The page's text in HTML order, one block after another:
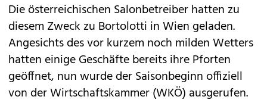
Die österreichischen Salonbetreiber hatten zu
diesem Zweck zu Bortolotti in Wien geladen.
Angesichts des vor kurzem noch milden Wetters
hatten einige Geschäfte bereits ihre Pforten
geöffnet, nun wurde der Saisonbeginn offiziell
von der Wirtschaftskammer (WKÖ) ausgerufen.